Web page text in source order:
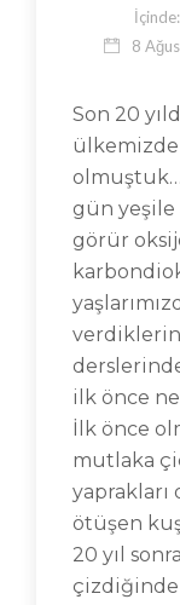
İçinde:
8
Son 20
ülkemizde
gün yeşile
görür
ilk önce
İlk önce
mutlaka
yaprakları
ötüşen
20 yıl
çizdiğinde